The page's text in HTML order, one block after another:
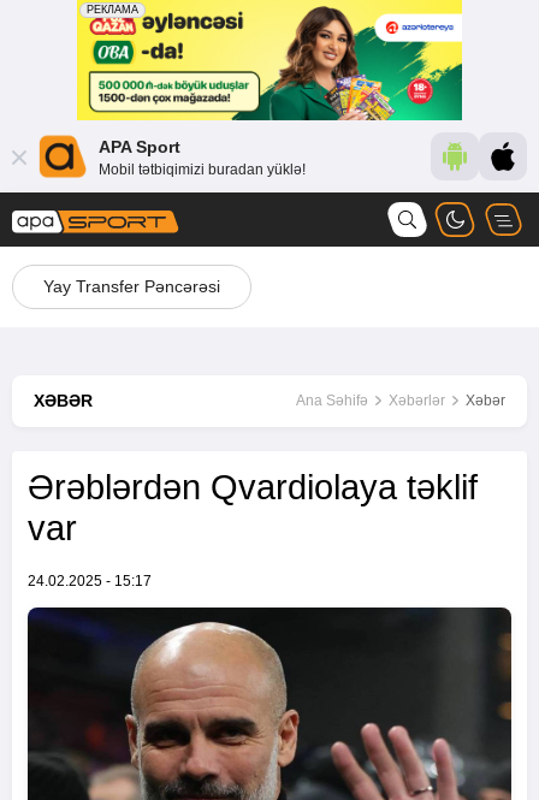
APA Sport
Mobil tətbiqimizi buradan yüklə!
Yay Transfer Pəncərəsi
XƏBƏR Ana Səhifə Xəbərlər Xəbər
Ərəblərdən Qvardiolaya təklif
var
24.02.2025 - 15:17